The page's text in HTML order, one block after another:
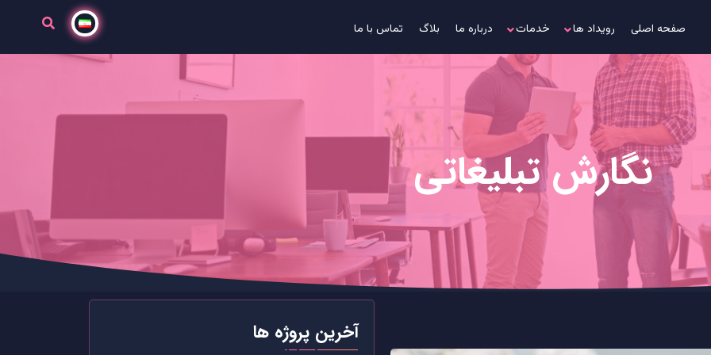
صفحه اصلی رویداد ها خدمات درباره ما بلاگ تماس با ما
نگارش تبلیغاتی
آخرین پروژه ها